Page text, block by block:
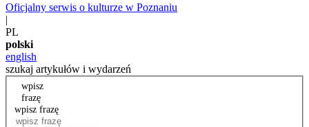
Oficjalny serwis o kulturze w Poznaniu
|
PL
polski
english
szukaj artykułów i wydarzeń
wpisz
frazę
wpisz frazę